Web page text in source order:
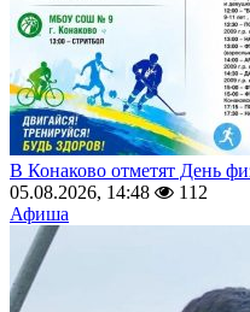
В Конаково отметят День
05.08.2026, 14:48
112
Афиша